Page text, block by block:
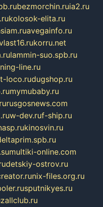
bezmorchin.ruia2.ru
kolosok-elita.ru
avegainfo.ru
korru.net
lammin-suo.spb.ru
line.ru
loco.rudugshop.ru
mymubaby.ru
rusgosnews.com
w-dev.ruf-ship.ru
kinosvin.ru
multiki-online.com
detskiy-ostrov.ru
nix-files.org.ru
sputnikyes.ru
zallclub.ru